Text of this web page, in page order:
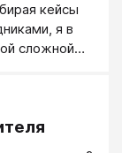
кейсы
я в
сложной
увольнению.
сложных